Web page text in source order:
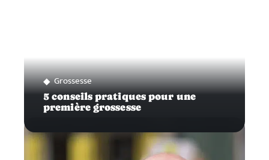
Grossesse
5 conseils pratiques pour une
première grossesse